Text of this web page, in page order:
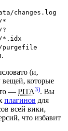
changes.log
*
?
*.idx
purgefile
(и,
вещей, которые
— PITA3). Вы
плагинов для
всей вики,
что избавит